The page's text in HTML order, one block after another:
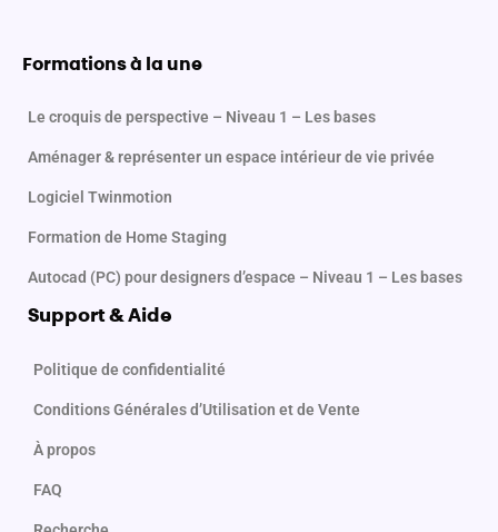
b
o
k
f
a
r
a
m
Formations à la une
Le croquis de perspective – Niveau 1 – Les bases
Aménager & représenter un espace intérieur de vie privée
Logiciel Twinmotion
Formation de Home Staging
Autocad (PC) pour designers d’espace – Niveau 1 – Les bases
Support & Aide
Politique de confidentialité
Conditions Générales d’Utilisation et de Vente
À propos
FAQ